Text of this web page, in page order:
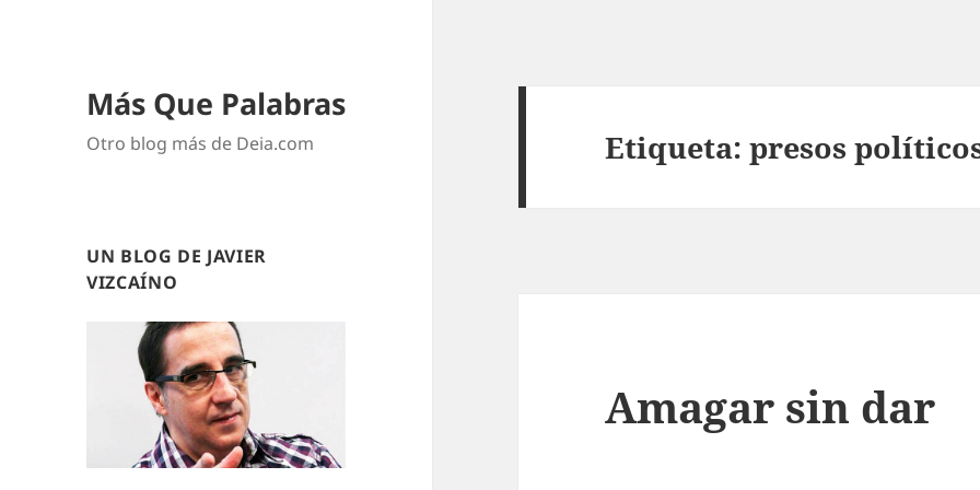
Más Que Palabras
Otro blog más de Deia.com
UN BLOG DE JAVIER
VIZCAÍNO
Etiqueta:presos
Amagar sin dar